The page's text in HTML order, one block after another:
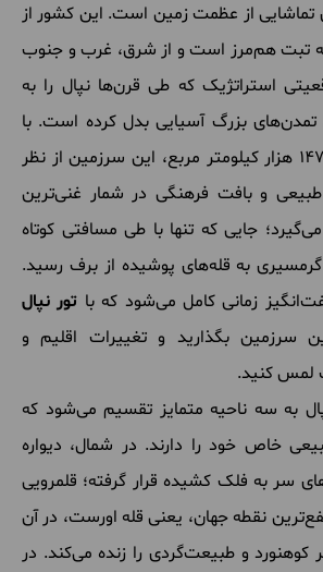
از عظمت زمین است. این کشور از
تبت هم‌مرز است و از شرق، غرب و جنوب
استراتژیک که طی قرن‌ها نپال را به
تمدن‌های بزرگ آسیایی بدل کرده است. با
وجود وسعتی حدود ۱۴۷ هزار کیلومتر مربع، این سرزمین از نظر
طبیعی و بافت فرهنگی در شمار غنی‌ترین
جایی که تنها با طی مسافتی کوتاه
به قله‌های پوشیده از برف رسید.
زمانی کامل می‌شود که با تور نپال
سرزمین بگذارید و تغییرات اقلیم و
لمس کنید.
به سه ناحیه متمایز تقسیم می‌شود که
خاص خود را دارند. در شمال، دیواره
سر به فلک کشیده قرار گرفته؛ قلمرویی
نقطه جهان، یعنی قله اورست، در آن
کوهنورد و طبیعت‌گردی را زنده می‌کند. در